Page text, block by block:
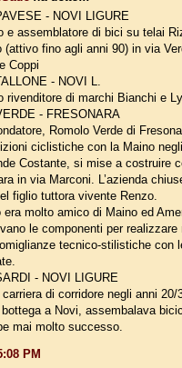
- NOVI LIGURE
e assemblatore di bici su telai
(attivo fino agli anni 90) in via
Coppi
- NOVI L.
rivenditore di marchi Bianchi e
- FRESONARA
Romolo Verde di
ciclistiche con la Maino
Costante, si mise a costruire
in via Marconi. L’azienda
figlio tuttora vivente Renzo.
era molto amico di Maino ed
le componenti per
tecnico-stilistiche con
- NOVI LIGURE
di corridore negli anni 20/
a Novi, assembalava
mai molto successo.
PM